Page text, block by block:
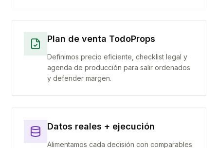
Plan de venta TodoProps
Definimos precio eficiente, checklist legal y
agenda de producción para salir ordenados
y defender margen.
Datos reales + ejecución
Alimentamos cada decisión con comparables